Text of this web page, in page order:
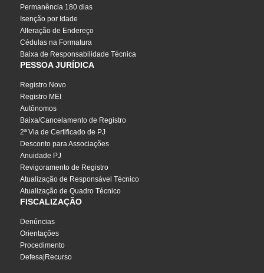
Permanência 180 dias
Isenção por Idade
Alteração de Endereço
Cédulas na Formatura
Baixa de Responsabilidade Técnica
PESSOA JURÍDICA
Registro Novo
Registro MEI
Autônomos
Baixa/Cancelamento de Registro
2ª Via de Certificado de PJ
Desconto para Associações
Anuidade PJ
Revigoramento de Registro
Atualização de Responsável Técnico
Atualização de Quadro Técnico
FISCALIZAÇÃO
Denúncias
Orientações
Procedimento
Defesa|Recurso